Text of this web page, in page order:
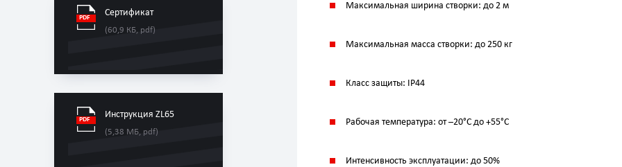
Сертификат
(60,9 КБ, pdf)
Инструкция ZL65
(5,38 МБ, pdf)
Максимальная ширина створки: до 2 м
Максимальная масса створки: до 250 кг
Класс защиты: IP44
Рабочая температура: от –20°C до +55°C
Интенсивность эксплуатации: до 50%